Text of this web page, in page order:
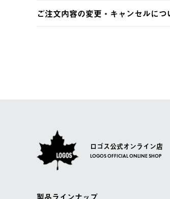
※予約販売・長期連休期間中のご注文は
ご注文内容の変更・キャンセルにつ
ロゴス公式オンライン店
LOGOS OFFICIAL ONLINE SHOP
製品ラインナップ